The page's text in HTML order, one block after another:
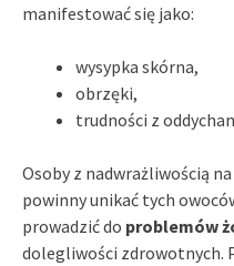
manifestować się jako:
wysypka skórna,
obrzęki,
trudności z
Osoby z nadwrażliwością na
powinny unikać tych
prowadzić do problemów
dolegliwości zdrowotnych.